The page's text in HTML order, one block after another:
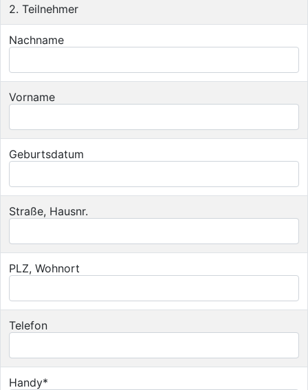
2. Teilnehmer
Nachname
Vorname
Geburtsdatum
Straße, Hausnr.
PLZ, Wohnort
Telefon
Handy*